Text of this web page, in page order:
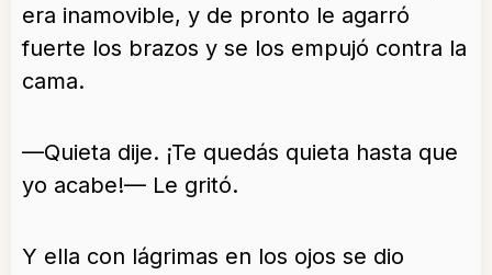
era inamovible, y de pronto le agarró
fuerte los brazos y se los empujó contra la
cama.
—Quieta dije. ¡Te quedás quieta hasta que
yo acabe!— Le gritó.
Y ella con lágrimas en los ojos se dio